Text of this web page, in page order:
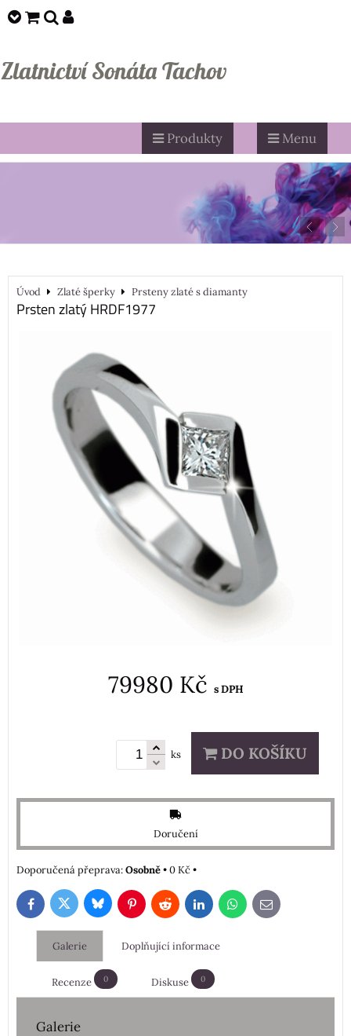
Zlatnictví Sonáta Tachov
Produkty Menu
Úvod Zlaté šperky Prsteny zlaté s diamanty
Prsten zlatý HRDF1977
79980 Kč s DPH
ks DO KOŠÍKU
Doručení
Osobně•0 Kč•
FacebookTwitterBlueskyPinterestRedditLinkedInWhatsApp
E-
mail
Galerie Doplňující informace
Recenze 0 Diskuse 0
Galerie